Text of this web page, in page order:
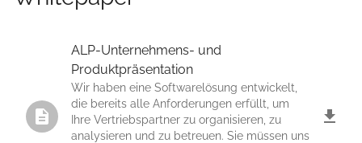
ALP-Unternehmens- und
Produktpräsentation
Wir haben eine Softwarelösung entwickelt,
die bereits alle Anforderungen erfüllt, um
Ihre Vertriebspartner zu organisieren, zu
analysieren und zu betreuen. Sie müssen uns